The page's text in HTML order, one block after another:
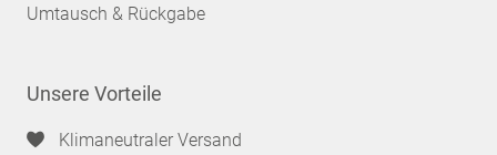
Umtausch & Rückgabe
Unsere Vorteile
Klimaneutraler Versand